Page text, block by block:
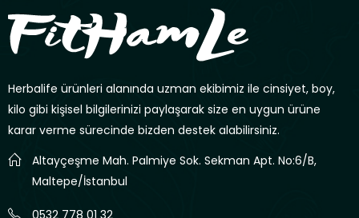
Herbalife ürünleri alanında uzman ekibimiz ile cinsiyet, boy,
kilo gibi kişisel bilgilerinizi paylaşarak size en uygun ürüne
karar verme sürecinde bizden destek alabilirsiniz.
Altayçeşme Mah. Palmiye Sok. Sekman Apt. No:6/B,
Maltepe/İstanbul